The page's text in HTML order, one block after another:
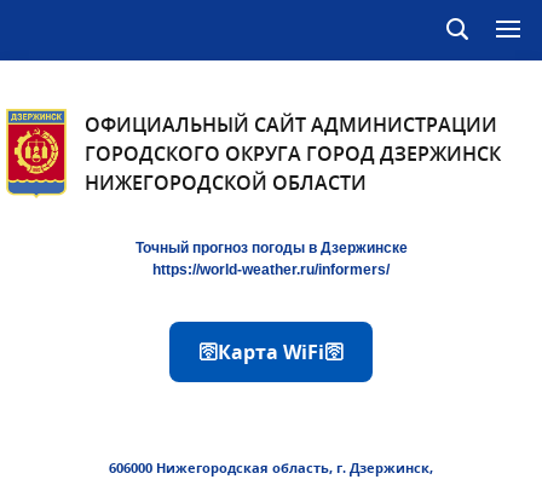
ОФИЦИАЛЬНЫЙ САЙТ АДМИНИСТРАЦИИ
ГОРОДСКОГО ОКРУГА ГОРОД ДЗЕРЖИНСК
НИЖЕГОРОДСКОЙ ОБЛАСТИ
Точный прогноз погоды в Дзержинске
https://world-weather.ru/informers/
🛜Карта WiFi🛜
606000 Нижегородская область, г. Дзержинск,